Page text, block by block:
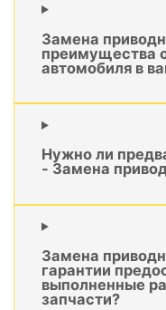
Замена
преимущества
автомобиля в
Нужно ли
- Замена
Замена
гарантии
выполненные
запчасти?